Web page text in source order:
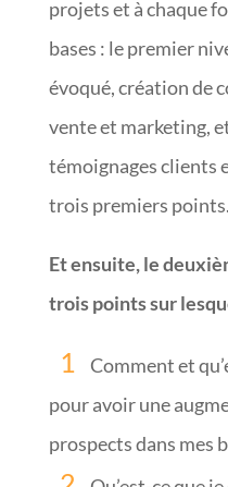
projets et à chaque
bases : le premier
évoqué, création de
vente et marketing,
témoignages clients
trois premiers points.
Et ensuite, le
trois points sur
Comment et
pour avoir une
prospects dans mes